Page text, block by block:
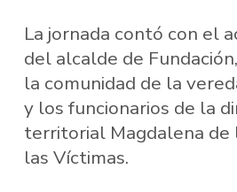
La jornada contó con el
del alcalde de
la comunidad de la
y los funcionarios de la
territorial Magdalena de
las Víctimas.